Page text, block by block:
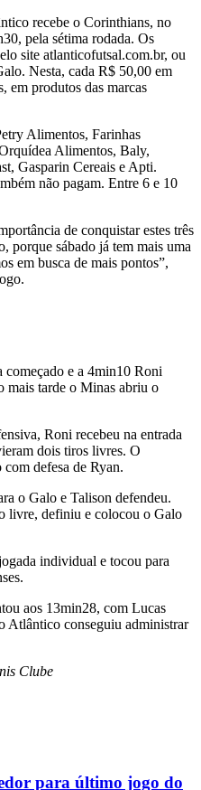
recebe o Corinthians, no
pela sétima rodada. Os
site atlanticofutsal.com.br, ou
Nesta, cada R$ 50,00 em
em produtos das marcas
Alimentos, Farinhas
Alimentos, Baly,
Gasparin Cereais e Apti.
não pagam. Entre 6 e 10
de conquistar estes três
porque sábado já tem mais uma
em busca de mais pontos”,
e a 4min10 Roni
mais tarde o Minas abriu o
Roni recebeu na entrada
dois tiros livres. O
defesa de Ryan.
o Galo e Talison defendeu.
livre, definiu e colocou o Galo
individual e tocou para
aos 13min28, com Lucas
Atlântico conseguiu administrar
Clube
para último jogo do